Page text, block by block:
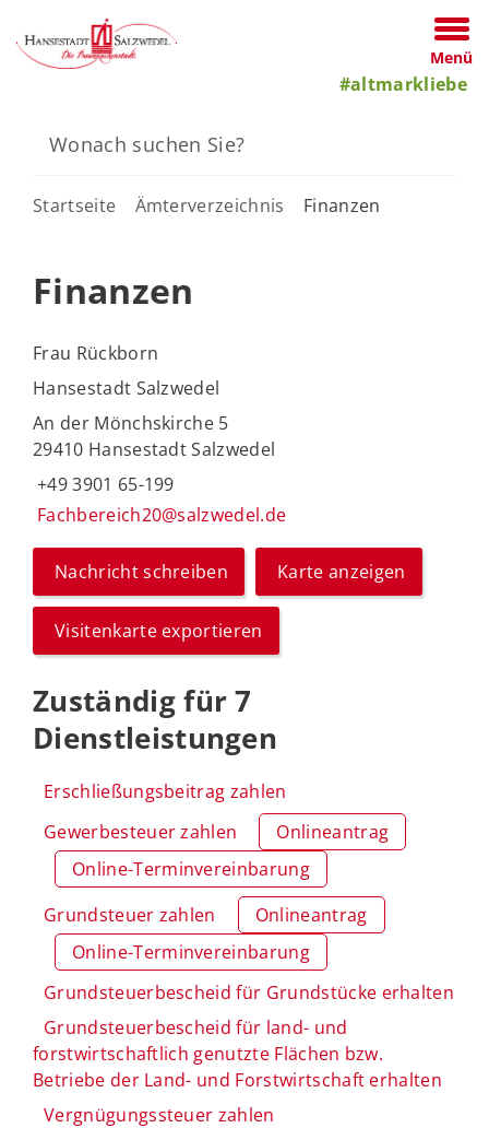
Menü
#altmarkliebe
Startseite Ämterverzeichnis Finanzen
Finanzen
Frau Rückborn
Hansestadt Salzwedel
An der Mönchskirche 5
29410 Hansestadt Salzwedel
+49 3901 65-199
Fachbereich20@salzwedel.de
Nachricht schreiben Karte anzeigen
Visitenkarte exportieren
Zuständig für 7
Dienstleistungen
Erschließungsbeitrag zahlen
Gewerbesteuer zahlen
Onlineantrag
Online-Terminvereinbarung
Grundsteuer zahlen
Onlineantrag
Online-Terminvereinbarung
Grundsteuerbescheid für Grundstücke erhalten
Grundsteuerbescheid für land- und
forstwirtschaftlich genutzte Flächen bzw.
Betriebe der Land- und Forstwirtschaft erhalten
Vergnügungssteuer zahlen